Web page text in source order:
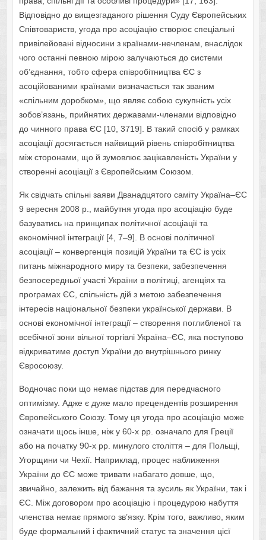
Відповідно до вищезгаданого рішення Суду Європейських
Співтовариств, угода про асоціацію створює спеціальні
привілейовані відносини з країнами-нечленам, внаслідок
чого останні певною мірою залучаються до системи
об’єднання, тобто сфера співробітництва ЄС з
асоційованими країнами визначається так званим
«спільним доробком», що являє собою сукупність усіх
зобов’язань, прийнятих державами-членами відповідно
до чинного права ЄС [10, 3719]. В такий спосіб у рамках
асоціації досягається найвищий рівень співробітництва
між сторонами, що й зумовлює зацікавленість України у
створенні асоціації з Європейським Союзом.
Як свідчать спільні заяви Дванадцятого саміту Україна–ЄС
9 вересня 2008 р., майбутня угода про асоціацію буде
базуватись на принципах політичної асоціації та
економічної інтеграції [4, 7–9]. В основі політичної
асоціації – конвергенція позицій України та ЄС із усіх
питань міжнародного миру та безпеки, забезпечення
безпосередньої участі України в політиці, агенціях та
програмах ЄС, спільність дій з метою забезпечення
інтересів національної безпеки української держави. В
основі економічної інтеграції – створення поглибленої та
всебічної зони вільної торгівлі Україна–ЄС, яка поступово
відкриватиме доступ України до внутрішнього ринку
Євросоюзу.
Водночас поки що немає підстав для передчасного
оптимізму. Адже є дуже мало прецендентів розширення
Європейського Союзу. Тому ця угода про асоціацію може
означати щось інше, ніж у 60-х рр. означало для Греції
або на початку 90-х рр. минулого століття – для Польщі,
Угорщини чи Чехії. Наприклад, процес наближення
України до ЄС може тривати набагато довше, що,
звичайно, залежить від бажання та зусиль як України, так і
ЄС. Між договором про асоціацію і процедурою набуття
членства немає прямого зв’язку. Крім того, важливо, яким
буде формальний і фактичний статус та значення цієї